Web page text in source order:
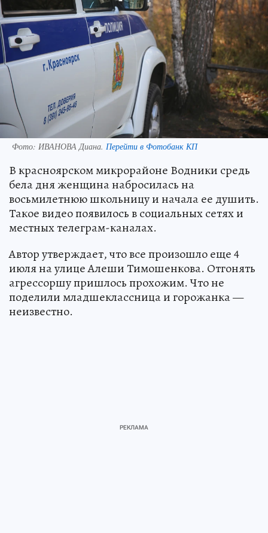
Фото: ИВАНОВА Диана. Перейти в Фотобанк КП
В красноярском микрорайоне Водники средь
бела дня женщина набросилась на
восьмилетнюю школьницу и начала ее душить.
Такое видео появилось в социальных сетях и
местных телеграм-каналах.
Автор утверждает, что все произошло еще 4
июля на улице Алеши Тимошенкова. Отгонять
агрессоршу пришлось прохожим. Что не
поделили младшеклассница и горожанка —
неизвестно.